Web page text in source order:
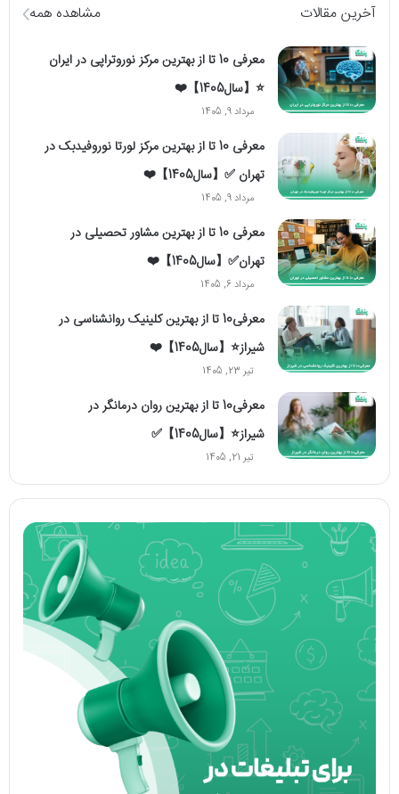
آخرین مقالات مشاهده همه
معرفی 10 تا از بهترین مرکز نوروتراپی در ایران
⭐【سال1405】❤️
مرداد 9, 1405
معرفی 10 تا از بهترین مرکز لورتا نوروفیدبک در
تهران ✅【سال1405】❤️
مرداد 9, 1405
معرفی 10 تا از بهترین مشاور تحصیلی در
تهران✅【سال1405】❤️
مرداد 6, 1405
معرفی10 تا از بهترین کلینیک روانشناسی در
شیراز⭐【سال1405】❤️
تیر 23, 1405
معرفی10 تا از بهترین روان درمانگر در
شیراز⭐【سال1405】✅
تیر 21, 1405